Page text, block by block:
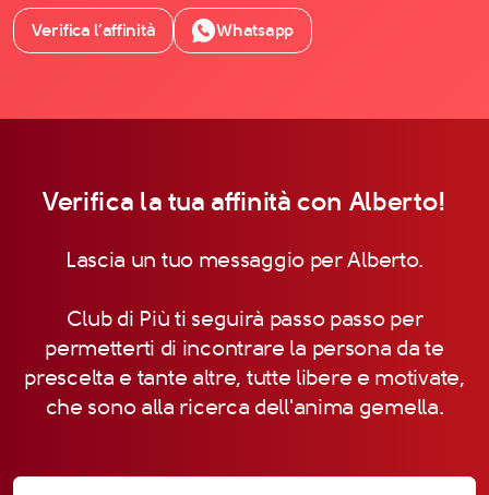
Verifica l’affinità Whatsapp
Verifica la tua affinità con Alberto!
Lascia un tuo messaggio per Alberto.
Club di Più ti seguirà passo passo per
permetterti di incontrare la persona da te
prescelta e tante altre, tutte libere e motivate,
che sono alla ricerca dell'anima gemella.